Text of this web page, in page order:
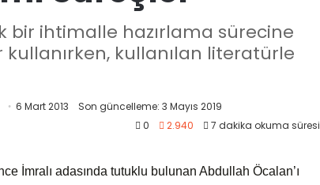
bir ihtimalle hazırlama sürecine
kullanırken, kullanılan literatürle
6 Mart 2013
Son güncelleme: 3 Mayıs 2019
0
2.940 7 dakika okuma süresi
İmralı adasında tutuklu bulunan Abdullah Öcalan’ı